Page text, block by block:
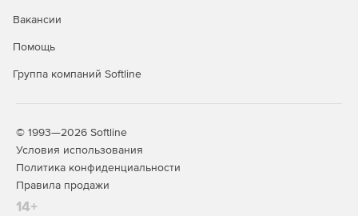
Вакансии
Помощь
Группа компаний Softline
© 1993—2026 Softline
Условия использования
Политика конфиденциальности
Правила продажи
14+